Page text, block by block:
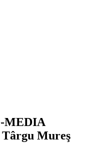
MEDIA
Târgu Mureş